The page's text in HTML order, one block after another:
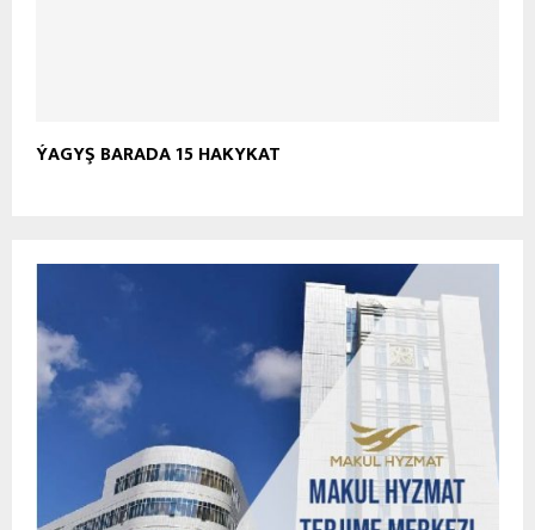
ÝAGYŞ BARADA 15 HAKYKAT